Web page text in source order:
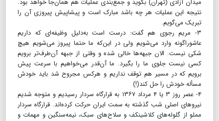
میدان آزادی (تهران) بگوید و جمع‌بندی عملیات هم همان‌جا خواهد بود.
نتیجه این عملیات هر چه باشد مبارک است و پیشاپیش پیروزی آن را
تبریک می‌گویم.
۳- مریم رجوی هم گفت: درست است به‌دلیل وظیفه‌ای که داریم
عاشوراگونه وارد می‌شویم ولی در این‌که ما حتما پیروز می‌شویم هیچ
شکی نیست. الان جبهه‌ها خالی شده و وقتی از جبهه آن‌طرف‌تر برویم
کسی نیست جلوی ما را بگیرد. ما آن‌قدر می‌خواهیم با سرعت پیش
برویم که در مسیر هم توقف نداریم و هرکس مجروح شد باید خودش
مسأله خودش را حل کند(!)
۴- عصر روز ۳ یا ۴ مرداد ۱۳۶۷ به قرارگاه سردار رسیدیم و متوجه شدیم
نیروهای اصلی شب گذشته به سمت ایران حرکت کرده‌اند. قرارگاه سردار
مملو از گلوله‌های کلاشینکف و سلاح‌های سبک، نیمه‌سنگین و مهمات و